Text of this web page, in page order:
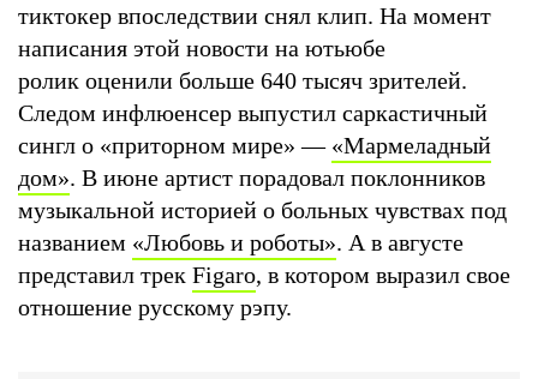
тиктокер впоследствии снял клип. На момент
написания этой новости на ютьюбе
ролик оценили больше 640 тысяч зрителей.
Следом инфлюенсер выпустил саркастичный
сингл о «приторном мире» — «Мармеладный
дом». В июне артист порадовал поклонников
музыкальной историей о больных чувствах под
названием «Любовь и роботы». А в августе
представил трек Figaro, в котором выразил свое
отношение русскому рэпу.